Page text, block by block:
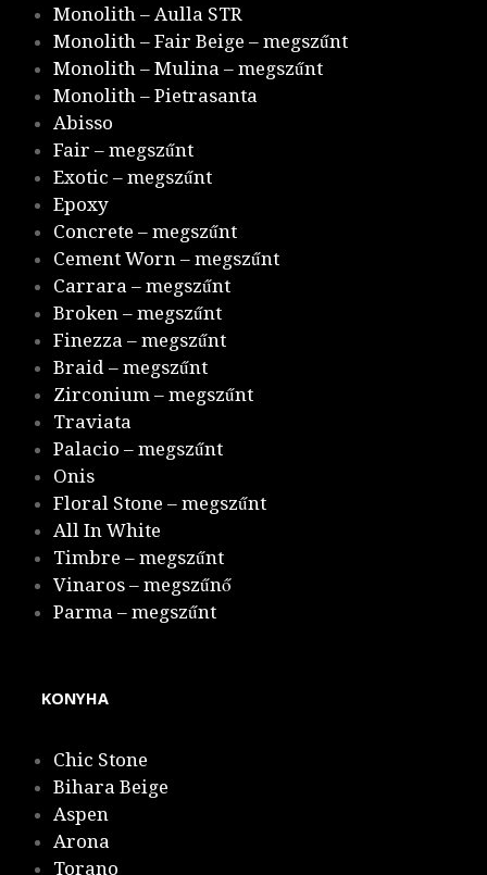
Monolith – Aulla STR
Monolith – Fair Beige – megszűnt
Monolith – Mulina – megszűnt
Monolith – Pietrasanta
Abisso
Fair – megszűnt
Exotic – megszűnt
Epoxy
Concrete – megszűnt
Cement Worn – megszűnt
Carrara – megszűnt
Broken – megszűnt
Finezza – megszűnt
Braid – megszűnt
Zirconium – megszűnt
Traviata
Palacio – megszűnt
Onis
Floral Stone – megszűnt
All In White
Timbre – megszűnt
Vinaros – megszűnő
Parma – megszűnt
KONYHA
Chic Stone
Bihara Beige
Aspen
Arona
Torano